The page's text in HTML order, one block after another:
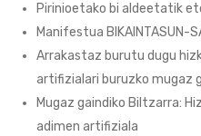
Pirinioetako bi aldeetatik
Manifestua BIKAINTASUN-
Arrakastaz burutu dugu
artifizialari buruzko mugaz
Mugaz gaindiko Biltzarra:
adimen artifiziala